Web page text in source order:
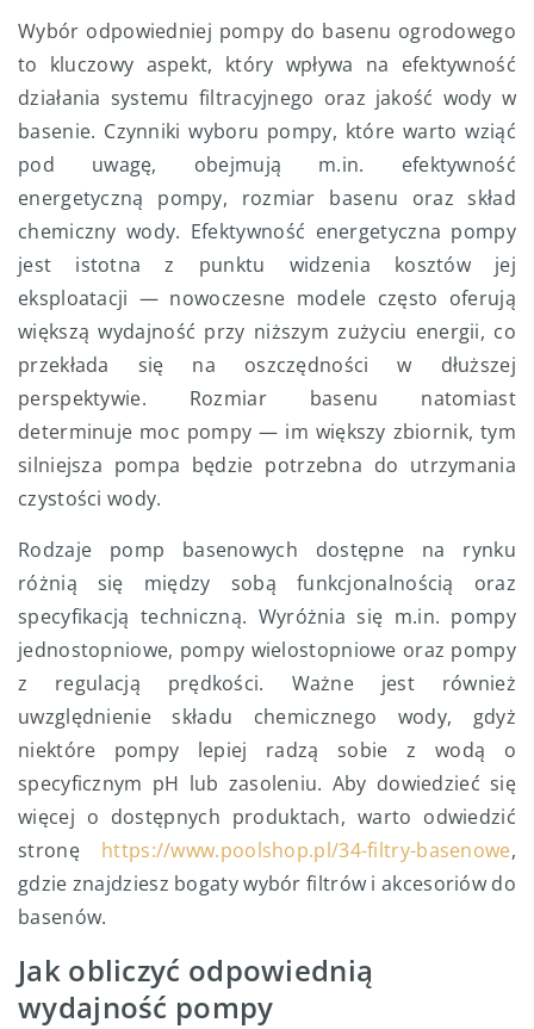
Wybór odpowiedniej pompy do basenu ogrodowego
to kluczowy aspekt, który wpływa na efektywność
działania systemu filtracyjnego oraz jakość wody w
basenie. Czynniki wyboru pompy, które warto wziąć
pod uwagę, obejmują m.in. efektywność
energetyczną pompy, rozmiar basenu oraz skład
chemiczny wody. Efektywność energetyczna pompy
jest istotna z punktu widzenia kosztów jej
eksploatacji — nowoczesne modele często oferują
większą wydajność przy niższym zużyciu energii, co
przekłada się na oszczędności w dłuższej
perspektywie. Rozmiar basenu natomiast
determinuje moc pompy — im większy zbiornik, tym
silniejsza pompa będzie potrzebna do utrzymania
czystości wody.
Rodzaje pomp basenowych dostępne na rynku
różnią się między sobą funkcjonalnością oraz
specyfikacją techniczną. Wyróżnia się m.in. pompy
jednostopniowe, pompy wielostopniowe oraz pompy
z regulacją prędkości. Ważne jest również
uwzględnienie składu chemicznego wody, gdyż
niektóre pompy lepiej radzą sobie z wodą o
specyficznym pH lub zasoleniu. Aby dowiedzieć się
więcej o dostępnych produktach, warto odwiedzić
stronę https://www.poolshop.pl/34-filtry-basenowe,
gdzie znajdziesz bogaty wybór filtrów i akcesoriów do
basenów.
Jak obliczyć odpowiednią
wydajność pompy